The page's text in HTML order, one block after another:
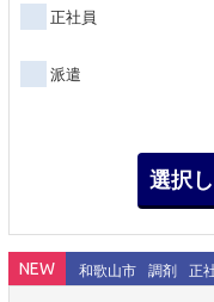
正社員
派遣
NEW 和歌山市 調剤 正